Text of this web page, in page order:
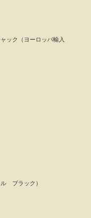
ク（ヨーロッパ輸入
ブラック）